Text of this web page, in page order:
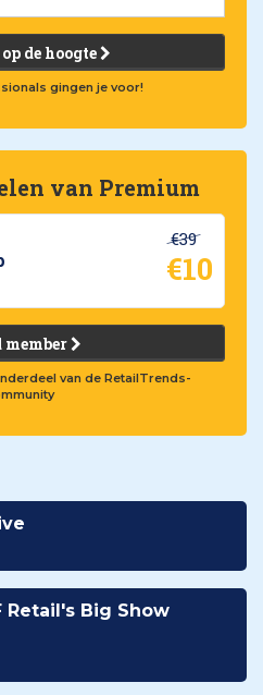
de hoogte
gingen je voor!
van Premium
€39
€10
member
van de RetailTrends-
Retail's Big Show